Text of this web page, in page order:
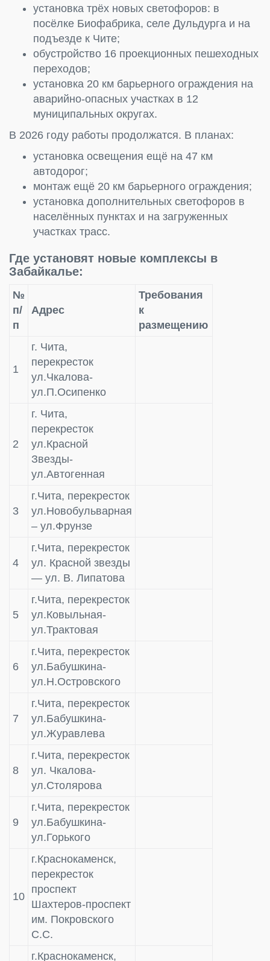
установка трёх новых светофоров: в
посёлке Биофабрика, селе Дульдурга и на
подъезде к Чите;
обустройство 16 проекционных пешеходных
переходов;
установка 20 км барьерного ограждения на
аварийно-опасных участках в 12
муниципальных округах.
В 2026 году работы продолжатся. В планах:
установка освещения ещё на 47 км
автодорог;
монтаж ещё 20 км барьерного ограждения;
установка дополнительных светофоров в
населённых пунктах и на загруженных
участках трасс.
Где установят новые комплексы в
Забайкалье:
№
п/
п
Адрес
Требования
к
размещению
1
г. Чита,
перекресток
ул.Чкалова-
ул.П.Осипенко
2
г. Чита,
перекресток
ул.Красной
Звезды-
ул.Автогенная
3
г.Чита, перекресток
ул.Новобульварная
– ул.Фрунзе
4
г.Чита, перекресток
ул. Красной звезды
— ул. В. Липатова
5
г.Чита, перекресток
ул.Ковыльная-
ул.Трактовая
6
г.Чита, перекресток
ул.Бабушкина-
ул.Н.Островского
7
г.Чита, перекресток
ул.Бабушкина-
ул.Журавлева
8
г.Чита, перекресток
ул. Чкалова-
ул.Столярова
9
г.Чита, перекресток
ул.Бабушкина-
ул.Горького
10
г.Краснокаменск,
перекресток
проспект
Шахтеров-проспект
им. Покровского
С.С.
г.Краснокаменск,